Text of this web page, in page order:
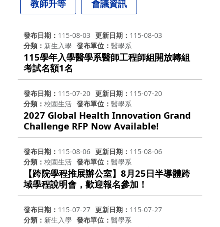
教師升等 會議資訊
發布日期 115-08-03 更新日期
115-08-03
分類
新生入學 發布單位 醫學系
115學年入學醫學系醫師工程師組開放轉組
考試名額1名
發布日期 115-07-20 更新日期
115-07-20
分類
校園生活 發布單位 醫學系
2027 Global Health Innovation Grand
Challenge RFP Now Available!
發布日期 115-08-06 更新日期
115-08-06
分類
校園生活 發布單位 醫學系
【跨院學程推展辦公室】8月25日半導體跨
域學程說明會，歡迎報名參加！
發布日期 115-07-27 更新日期
115-07-27
分類
新生入學 發布單位 醫學系